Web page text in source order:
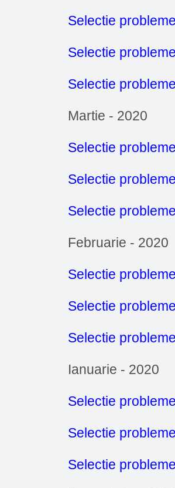
Selectie
Selectie
Selectie
Martie - 2020
Selectie
Selectie
Selectie
Februarie - 2020
Selectie
Selectie
Selectie
Ianuarie - 2020
Selectie
Selectie
Selectie